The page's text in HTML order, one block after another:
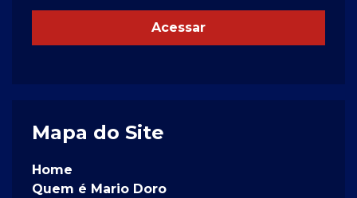
Acessar
Mapa do Site
Home
Quem é Mario Doro